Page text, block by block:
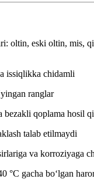
oltin, eski oltin, mis,
issiqlikka chidamli
ranglar
bezakli qoplama hosil
talab etilmaydi
va korroziyaga
°C gacha bo‘lgan